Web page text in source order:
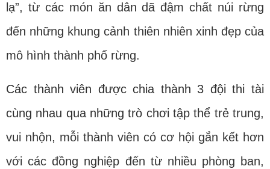
lạ”, từ các món ăn dân dã đậm chất núi rừng
đến những khung cảnh thiên nhiên xinh đẹp của
mô hình thành phố rừng.
Các thành viên được chia thành 3 đội thi tài
cùng nhau qua những trò chơi tập thể trẻ trung,
vui nhộn, mỗi thành viên có cơ hội gắn kết hơn
với các đồng nghiệp đến từ nhiều phòng ban,